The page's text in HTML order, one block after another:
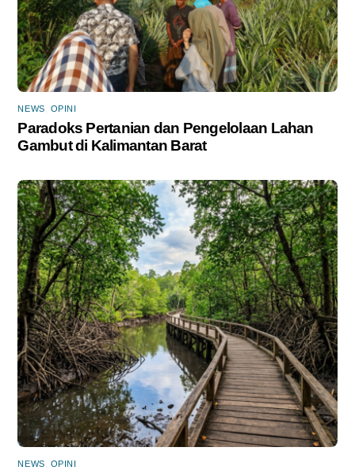
NEWS OPINI
Paradoks Pertanian dan Pengelolaan Lahan
Gambut di Kalimantan Barat
NEWS OPINI